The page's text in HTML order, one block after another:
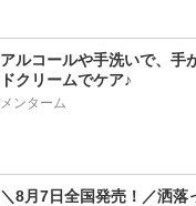
アルコールや手洗いで、手
ドクリームでケア♪
メンターム
＼8月7日全国発売！／洒落